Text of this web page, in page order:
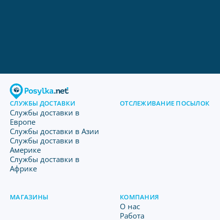
СЛУЖБЫ ДОСТАВКИ
Службы доставки в
Европе
Службы доставки в Азии
Службы доставки в
Америке
Службы доставки в
Африке
ОТСЛЕЖИВАНИЕ ПОСЫЛОК
МАГАЗИНЫ КОМПАНИЯ
O нас
Работа